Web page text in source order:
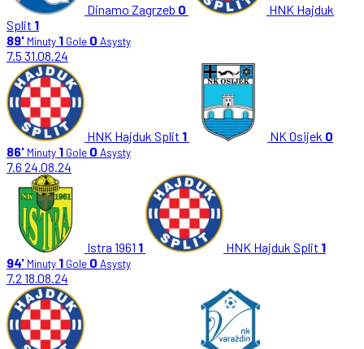
Dinamo Zagrzeb 0
HNK Hajduk
Split 1
89' Minuty 1 Gole 0 Asysty
7.5 31.08.24
HNK Hajduk Split 1 NK Osijek 0
86' Minuty 1 Gole 0 Asysty
7.6 24.08.24
Istra 1961 1 HNK Hajduk Split 1
94' Minuty 1 Gole 0 Asysty
7.2 18.08.24